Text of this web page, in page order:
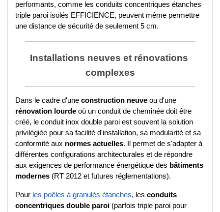
performants, comme les conduits concentriques étanches
triple paroi isolés EFFICIENCE, peuvent même permettre
une distance de sécurité de seulement 5 cm.
Installations neuves et rénovations
complexes
Dans le cadre d'une construction neuve
rénovation lourde où un conduit de cheminée doit être
créé, le conduit inox double paroi est souvent la solution
privilégiée pour sa facilité d'installation, sa modularité et sa
conformité aux normes actuelles. Il permet de s'adapter à
différentes configurations architecturales et de répondre
aux exigences de performance énergétique des bâtiments
modernes (RT 2012 et futures réglementations).
Pour les poêles à granulés étanches, les conduits
concentriques double paroi (parfois triple paroi pour